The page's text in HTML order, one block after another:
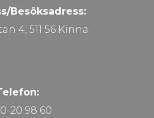
Besöksadress:
4, 511 56 Kinna
20 98 60